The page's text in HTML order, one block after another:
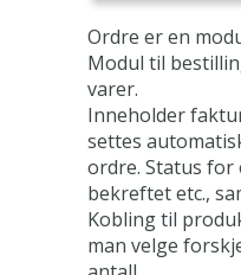
Ordre er en
Modul til
varer.
Inneholder
settes
ordre. Status
bekreftet etc.,
Kobling til
man velge